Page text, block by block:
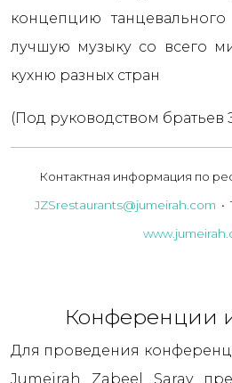
концепцию
лучшую музыку со всего
кухню разных стран
(Под руководством братьев
Контактная информация по
JZSrestaurants@jumeirah.com •
Конференции
Для проведения
Jumeirah Zabeel Saray